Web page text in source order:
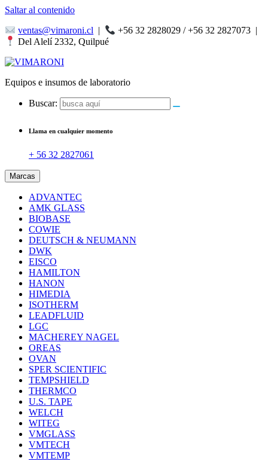
Saltar al contenido
ventas@vimaroni.cl | +56 32 2828029 / +56 32 2827073 |
Del Alelí 2332, Quilpué
Equipos e insumos de laboratorio
Buscar:
Llama en cualquier momento
+ 56 32 2827061
Marcas
ADVANTEC
AMK GLASS
BIOBASE
COWIE
DEUTSCH & NEUMANN
DWK
EISCO
HAMILTON
HANON
HIMEDIA
ISOTHERM
LEADFLUID
LGC
MACHEREY NAGEL
OREAS
OVAN
SPER SCIENTIFIC
TEMPSHIELD
THERMCO
U.S. TAPE
WELCH
WITEG
VMGLASS
VMTECH
VMTEMP